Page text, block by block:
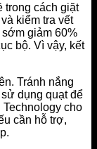
trong cách giặt
kiểm tra vết
sớm giảm 60%
bộ. Vì vậy, kết
Tránh nắng
dụng quạt để
cho
cần hỗ trợ,